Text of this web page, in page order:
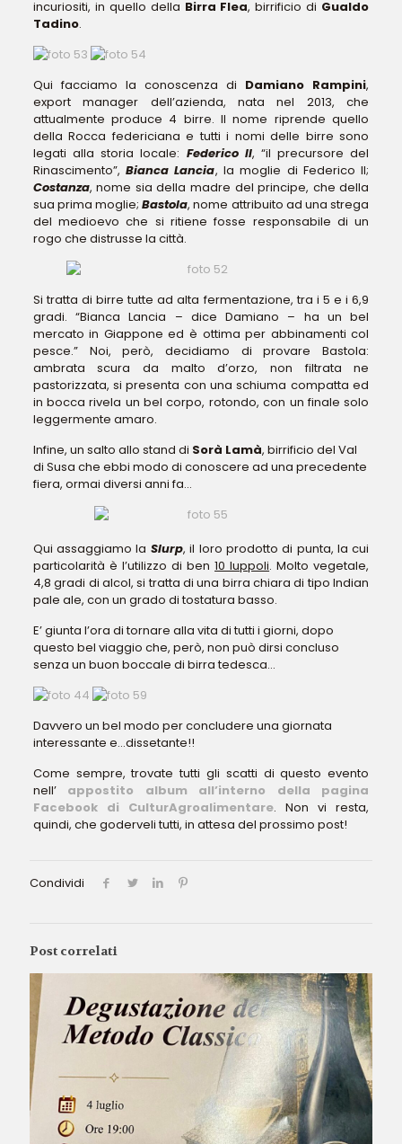
incuriositi, in quello della Birra Flea, birrificio di Gualdo
Tadino.
Qui facciamo la conoscenza di Damiano Rampini,
export manager dell’azienda, nata nel 2013, che
attualmente produce 4 birre. Il nome riprende quello
della Rocca federiciana e tutti i nomi delle birre sono
legati alla storia locale: Federico II, “il precursore del
Rinascimento”,Bianca Lancia, la moglie di Federico II;
Costanza, nome sia della madre del principe, che della
sua prima moglie;Bastola, nome attribuito ad una strega
del medioevo che si ritiene fosse responsabile di un
rogo che distrusse la città.
Si tratta di birre tutte ad alta fermentazione, tra i 5 e i 6,9
gradi. “Bianca Lancia – dice Damiano – ha un bel
mercato in Giappone ed è ottima per abbinamenti col
pesce.” Noi, però, decidiamo di provare Bastola:
ambrata scura da malto d’orzo, non filtrata ne
pastorizzata, si presenta con una schiuma compatta ed
in bocca rivela un bel corpo, rotondo, con un finale solo
leggermente amaro.
Infine, un salto allo stand di Sorà Lamà, birrificio del Val
di Susa che ebbi modo di conoscere ad una precedente
fiera, ormai diversi anni fa…
Qui assaggiamo la Slurp, il loro prodotto di punta, la cui
particolarità è l’utilizzo di ben10 luppoli. Molto vegetale,
4,8 gradi di alcol, si tratta di una birra chiara di tipo Indian
pale ale, con un grado di tostatura basso.
E’ giunta l’ora di tornare alla vita di tutti i giorni, dopo
questo bel viaggio che, però, non può dirsi concluso
senza un buon boccale di birra tedesca…
Davvero un bel modo per concludere una giornata
interessante e…dissetante!!
Come sempre, trovate tutti gli scatti di questo evento
nell’ appostito album all’interno della pagina
Facebook di CulturAgroalimentare. Non vi resta,
quindi, che goderveli tutti, in attesa del prossimo post!
Condividi
Post correlati